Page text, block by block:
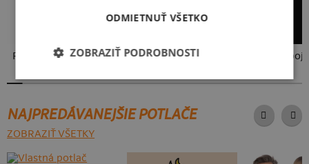
Fušál USB
NAJPREDÁVANEJŠIE POTLAČE
ZOBRAZIŤ VŠETKY
ODMIETNUŤ VŠETKO
ZOBRAZIŤ PODROBNOSTI